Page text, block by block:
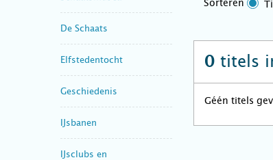
De Schaats
Elfstedentocht
Geschiedenis
IJsbanen
IJsclubs en
Sorteren
0 titels
Géén titels